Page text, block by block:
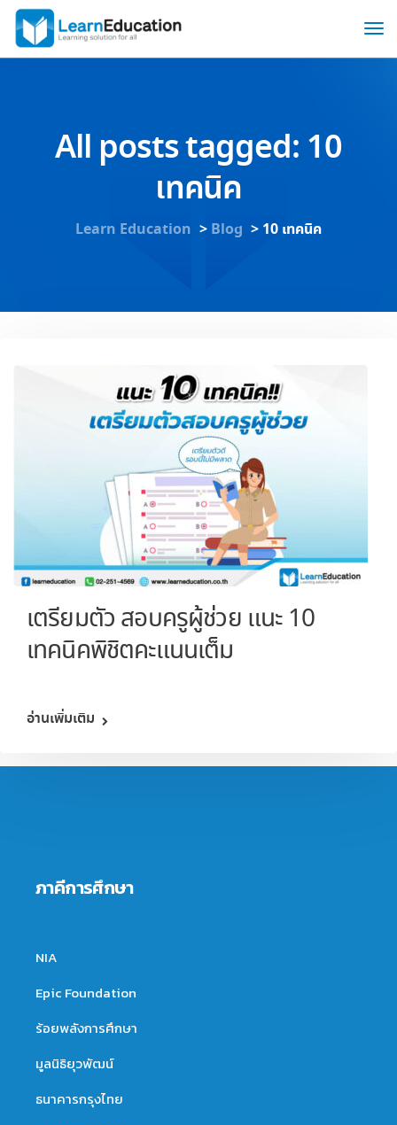
All posts tagged: 10
เทคนิค
Learn Education > Blog > 10 เทคนิค
เตรียมตัว สอบครูผู้ช่วย แนะ 10
เทคนิคพิชิตคะแนนเต็ม
อ่านเพิ่มเติม
ภาคีการศึกษา
NIA
Epic Foundation
ร้อยพลังการศึกษา
มูลนิธิยุวพัฒน์
ธนาคารกรุงไทย